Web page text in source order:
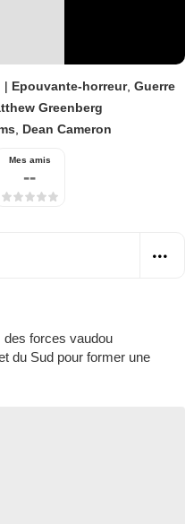
| Epouvante-horreur, Guerre
Greenberg
Dean Cameron
Mes amis
--
des forces vaudou
du Sud pour former une